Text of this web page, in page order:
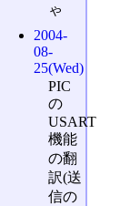
ゃ
2004-
08-
25(Wed)
PIC
の
USART
機能
の翻
訳(送
信の